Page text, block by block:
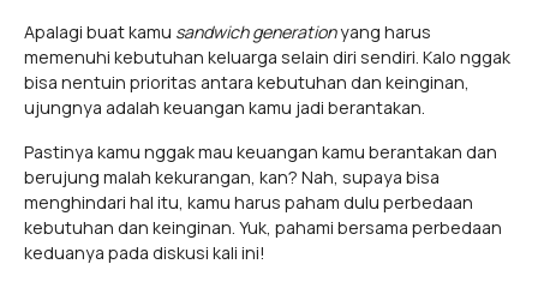
Apalagi buat kamu sandwich generationyang harus
memenuhi kebutuhan keluarga selain diri sendiri. Kalo nggak
bisa nentuin prioritas antara kebutuhan dan keinginan,
ujungnya adalah keuangan kamu jadi berantakan.
Pastinya kamu nggak mau keuangan kamu berantakan dan
berujung malah kekurangan, kan? Nah, supaya bisa
menghindari hal itu, kamu harus paham dulu perbedaan
kebutuhan dan keinginan. Yuk, pahami bersama perbedaan
keduanya pada diskusi kali ini!